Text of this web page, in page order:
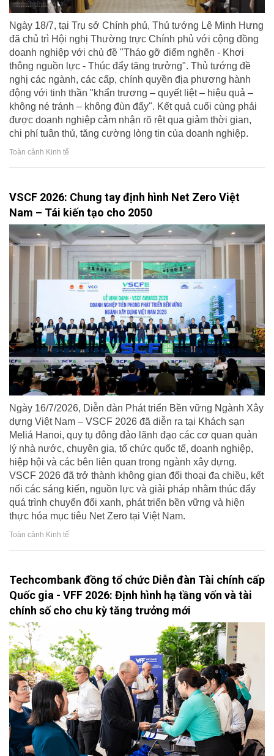
Ngày 18/7, tại Trụ sở Chính phủ, Thủ tướng Lê Minh Hưng
đã chủ trì Hội nghị Thường trực Chính phủ với cộng đồng
doanh nghiệp với chủ đề "Tháo gỡ điểm nghẽn - Khơi
thông nguồn lực - Thúc đẩy tăng trưởng". Thủ tướng đề
nghị các ngành, các cấp, chính quyền địa phương hành
động với tinh thần "khẩn trương – quyết liệt – hiệu quả –
không né tránh – không đùn đẩy". Kết quả cuối cùng phải
được doanh nghiệp cảm nhận rõ rệt qua giảm thời gian,
chi phí tuân thủ, tăng cường lòng tin của doanh nghiệp.
Toàn cảnh Kinh tế
VSCF 2026: Chung tay định hình Net Zero Việt
Nam – Tái kiến tạo cho 2050
Ngày 16/7/2026, Diễn đàn Phát triển Bền vững Ngành Xây
dựng Việt Nam – VSCF 2026 đã diễn ra tại Khách sạn
Meliá Hanoi, quy tụ đông đảo lãnh đạo các cơ quan quản
lý nhà nước, chuyên gia, tổ chức quốc tế, doanh nghiệp,
hiệp hội và các bên liên quan trong ngành xây dựng.
VSCF 2026 đã trở thành không gian đối thoại đa chiều, kết
nối các sáng kiến, nguồn lực và giải pháp nhằm thúc đẩy
quá trình chuyển đổi xanh, phát triển bền vững và hiện
thực hóa mục tiêu Net Zero tại Việt Nam.
Toàn cảnh Kinh tế
Techcombank đồng tổ chức Diễn đàn Tài chính cấp
Quốc gia - VFF 2026: Định hình hạ tầng vốn và tài
chính số cho chu kỳ tăng trưởng mới